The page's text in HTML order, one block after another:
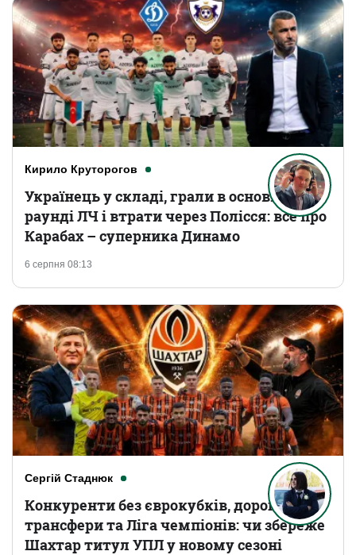
Кирило Круторогов
6 серпня 08:13
Українець у складі, грали в основному
раунді ЛЧ і втрати через Полісся: все про
Карабах – суперника Динамо
Сергій Стаднюк
Конкуренти без єврокубків, дорогі
трансфери та Ліга чемпіонів: чи збереже
Шахтар титул УПЛ у новому сезоні